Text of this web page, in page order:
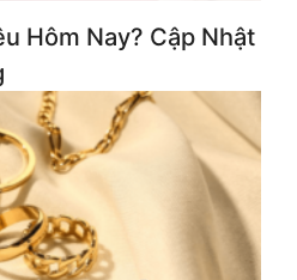
Hôm Nay? Cập Nhật